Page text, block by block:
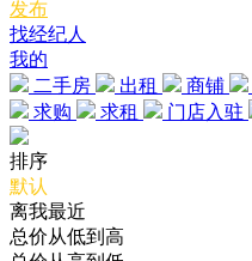
发布
找经纪人
我的
二手房
出租 商铺
求购
求租 门店入驻
排序
默认
离我最近
总价从低到高